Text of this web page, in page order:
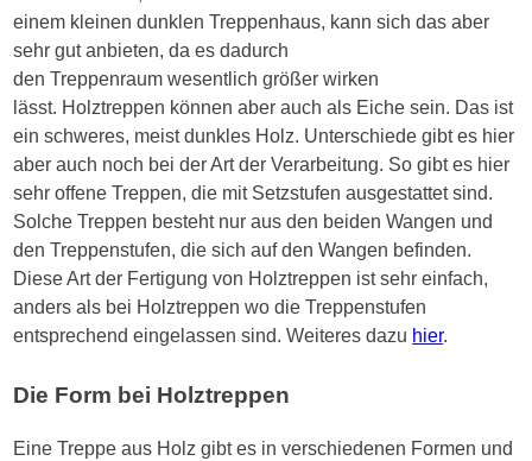
einem kleinen dunklen Treppenhaus, kann sich das aber
sehr gut anbieten, da es dadurch
denTreppenraum wesentlich größer wirken
lässt. Holztreppen können aber auch als Eiche sein. Das ist
ein schweres, meist dunkles Holz. Unterschiede gibt es hier
aber auch noch bei der Art der Verarbeitung. So gibt es hier
sehr offene Treppen, die mit Setzstufen ausgestattet sind.
Solche Treppen besteht nur aus den beiden Wangen und
den Treppenstufen, die sich auf den Wangen befinden.
Diese Art der Fertigung von Holztreppen ist sehr einfach,
anders als bei Holztreppen wo die Treppenstufen
entsprechend eingelassen sind. Weiteres dazu hier.
Die Form bei Holztreppen
Eine Treppe aus Holz gibt es in verschiedenen Formen und